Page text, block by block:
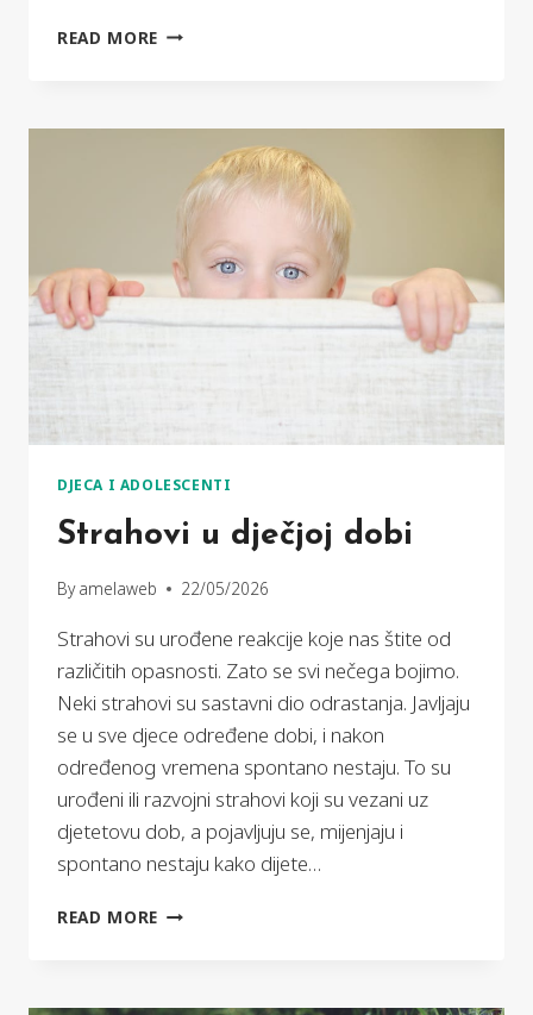
READ MORE KAKO
OM
POMOĆI
PRONAĐE
PRIJATELJE
DJECA I ADOLESCENTI
Strahovi u dječjoj dobi
By amelaweb 22/05/2026
Strahovi su urođene reakcije koje nas štite od
različitih opasnosti. Zato se svi nečega bojimo.
Neki strahovi su sastavni dio odrastanja. Javljaju
se u sve djece određene dobi, i nakon
određenog vremena spontano nestaju. To su
urođeni ili razvojni strahovi koji su vezani uz
djetetovu dob, a pojavljuju se, mijenjaju i
spontano nestaju kako dijete…
READ MORE STRAHOVI